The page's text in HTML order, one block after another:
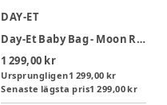
DAY-ET
Day-Et Baby Bag - Moon Rock
1 299,00 kr
Ursprungligen1 299,00 kr
Senaste lägsta pris1 299,00 kr